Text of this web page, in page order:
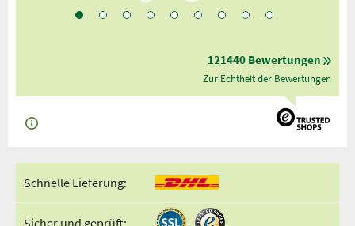
121440 Bewertungen
Zur Echtheit der Bewertungen
Schnelle Lieferung:
Sicher und geprüft: